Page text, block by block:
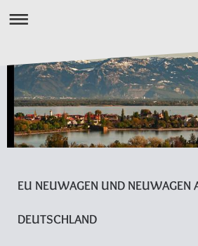
EU NEUWAGEN UND NEUWAGEN
DEUTSCHLAND